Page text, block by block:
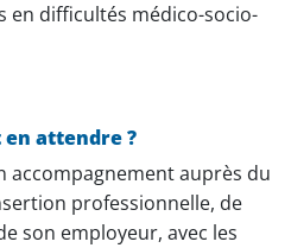
en difficultés médico-socio-
attendre ?
accompagnement auprès du
professionnelle, de
son employeur, avec les